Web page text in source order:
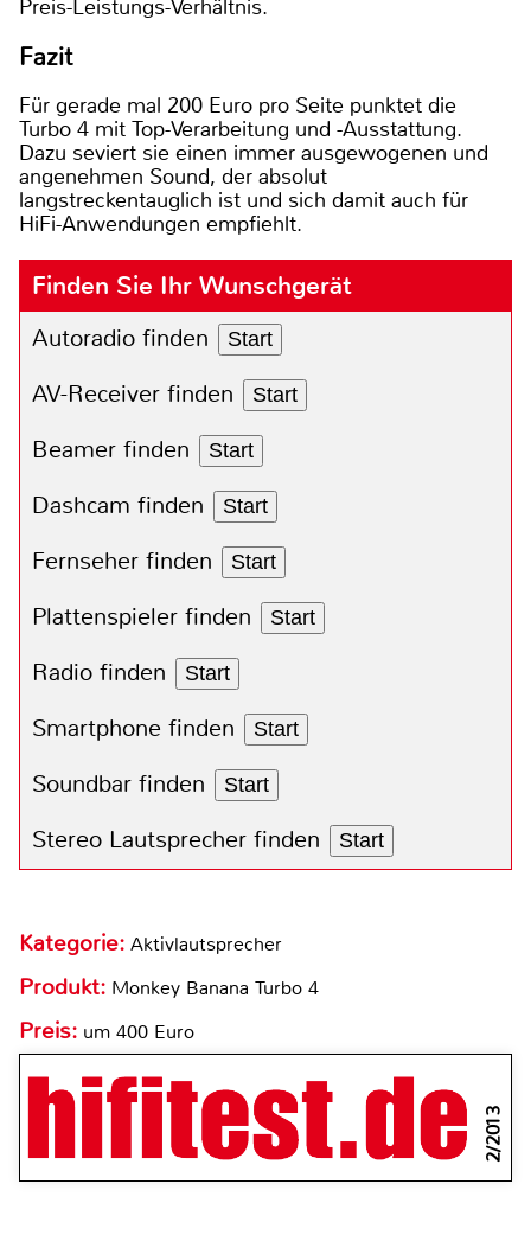
Preis-Leistungs-Verhältnis.
Fazit
Für gerade mal 200 Euro pro Seite punktet die
Turbo 4 mit Top-Verarbeitung und -Ausstattung.
Dazu seviert sie einen immer ausgewogenen und
angenehmen Sound, der absolut
langstreckentauglich ist und sich damit auch für
HiFi-Anwendungen empfiehlt.
Finden Sie Ihr Wunschgerät
Autoradio finden Start
AV-Receiver finden Start
Beamer finden Start
Dashcam finden Start
Fernseher finden Start
Plattenspieler finden Start
Radio finden Start
Smartphone finden Start
Soundbar finden Start
Stereo Lautsprecher finden Start
Kategorie: Aktivlautsprecher
Produkt: Monkey Banana Turbo 4
Preis: um 400 Euro
2/2013